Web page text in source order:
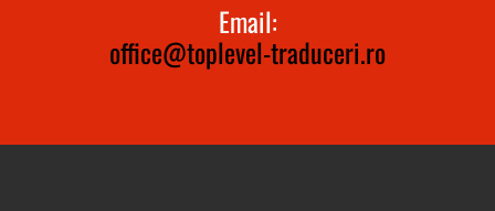
Email:
office@toplevel-traduceri.ro